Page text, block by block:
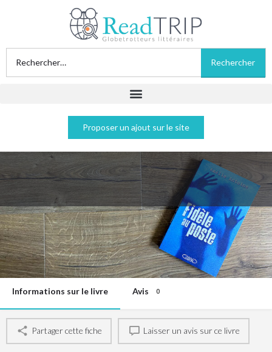
Proposer un ajout sur le site
Fidèle au poste - Amélie Antoine
Acheter sur Amazon Acheter sur Fnac
Informations sur le livre Avis 0
Partager cette fiche Laisser un avis sur ce livre